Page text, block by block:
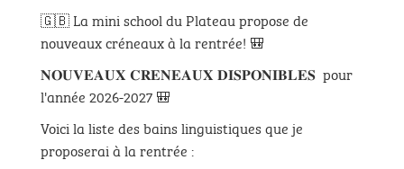
🇬🇧 La mini school du Plateau propose de
nouveaux créneaux à la rentrée! 🎒
𝐍𝐎𝐔𝐕𝐄𝐀𝐔𝐗 𝐂𝐑𝐄𝐍𝐄𝐀𝐔𝐗 𝐃𝐈𝐒𝐏𝐎𝐍𝐈𝐁𝐋𝐄𝐒 pour
l'année 2026-2027 🎒
Voici la liste des bains linguistiques que je
proposerai à la rentrée :